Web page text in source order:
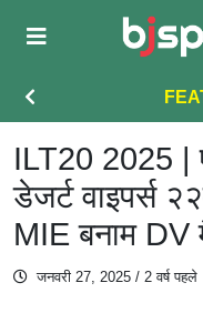
Skip to main content
ILT20 2025 |
डेजर्ट वाइपर्स
MIE बनाम DV
जनवरी 27, 2025 / 2 वर्ष पहले